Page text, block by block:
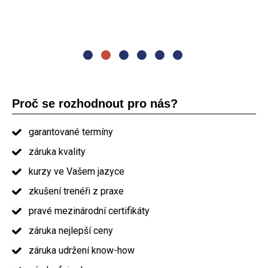
Proč se rozhodnout pro nás?
garantované termíny
záruka kvality
kurzy ve Vašem jazyce
zkušení trenéři z praxe
pravé mezinárodní certifikáty
záruka nejlepší ceny
záruka udržení know-how